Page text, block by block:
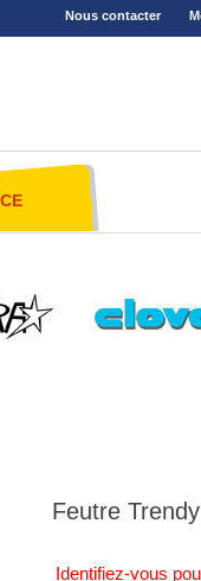
Nous contacter
Feutre
Identifiez-vous